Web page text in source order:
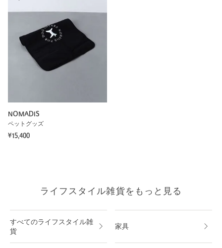
NOMADIS
ペットグッズ
¥15,400
ライフスタイル雑貨をもっと見る
すべてのライフスタイル雑
貨
家具